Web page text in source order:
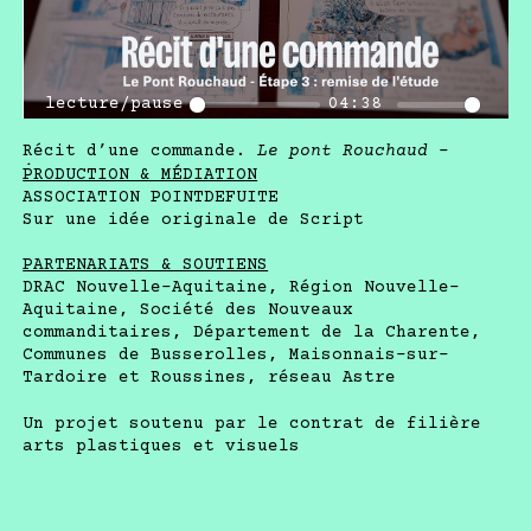
actrices.
La visibilité du projet se poursuit : un
choix de dessins originaux est proposé durant
les Journées du patrimoine à Limoges qui
Limousin. Des dessins du pont Rouchaud et de
l’habitat en milieu rural réalisés par
Guillaume Guerse et Yannick Robert pourraient
y rester jusqu’à la fin de l’année 2025.
Avis aux amateurs et amatrices, aux curieux
et curieuses, découvrez un aperçu du travail
graphique aux Archives départementales de la
Haute Vienne à Limoges, avant d’autres
présentations temporaires en Nouvelle-
Aquitaine (programmation à venir) et bientôt,
DU 22.07 AU 28.07.2024
1ère résidence au pont Rouchaud
Du 22 au 28 juillet 2024, les artistes Marc
Pichelin, Guillaume Guerse et Yannick Robert
sont en résidence à Busserolles (24) dans le
cadre de la commande du pont Rouchaud.
Play 04:38
Récit d’une commande.Le pont Rouchaud -
Étape 3 : remise de l’étude. Réalisation :
Cyrille Latour
PRODUCTION & MÉDIATION
ASSOCIATION POINTDEFUITE
Sur une idée originale de Script
PARTENARIATS & SOUTIENS
DRAC Nouvelle-Aquitaine, Région Nouvelle-
Aquitaine, Société des Nouveaux
commanditaires, Département de la Charente,
Communes de Busserolles, Maisonnais-sur-
Tardoire et Roussines, réseau Astre
Un projet soutenu par le contrat de filière
arts plastiques et visuels